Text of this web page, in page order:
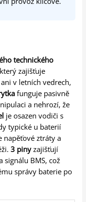
technického
zajišťuje
v letních vedrech,
funguje pasivně
a nehrozí, že
je osazen vodiči s
typické u baterií
napěťové ztráty a
3 piny zajišťují
signálu BMS, což
správy baterie po